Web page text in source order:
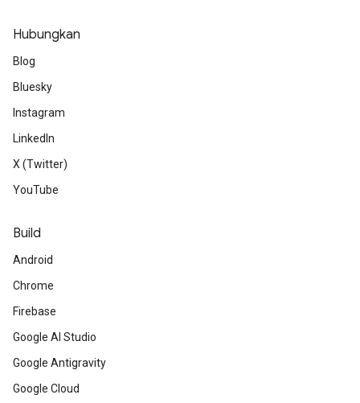
Hubungkan
Blog
Bluesky
Instagram
LinkedIn
X (Twitter)
YouTube
Build
Android
Chrome
Firebase
Google AI Studio
Google Antigravity
Google Cloud